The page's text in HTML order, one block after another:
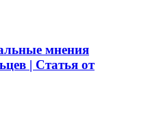
мнения
| Статья от